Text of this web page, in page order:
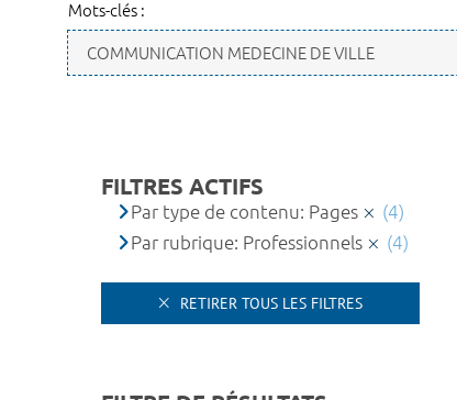
Mots-clés :
FILTRES ACTIFS
Par type de contenu: Pages
(4)
Par rubrique: Professionnels
(4)
RETIRER TOUS LES FILTRES